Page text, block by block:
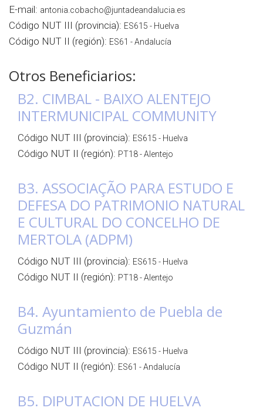
E-mail: antonia.cobacho@juntadeandalucia.es
Código NUT III (provincia): ES615 - Huelva
Código NUT II (región): ES61 - Andalucía
Otros Beneficiarios:
B2. CIMBAL - BAIXO ALENTEJO
INTERMUNICIPAL COMMUNITY
Código NUT III (provincia): ES615 - Huelva
Código NUT II (región): PT18 - Alentejo
B3. ASSOCIAÇÃO PARA ESTUDO E
DEFESA DO PATRIMONIO NATURAL
E CULTURAL DO CONCELHO DE
MERTOLA (ADPM)
Código NUT III (provincia): ES615 - Huelva
Código NUT II (región): PT18 - Alentejo
B4. Ayuntamiento de Puebla de
Guzmán
Código NUT III (provincia): ES615 - Huelva
Código NUT II (región): ES61 - Andalucía
B5. DIPUTACION DE HUELVA